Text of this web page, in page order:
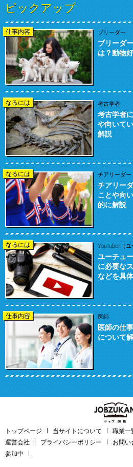
ピックアップ
仕事内容 ブリーダー
ブリーダ
は？動物
なるには 考古学者
考古学者
や向いて
解説
なるには チアリーダー
チアリー
ことや向
的に解説
なるには YouTuber（ユ
ユーチュ
に必要な
などを具
仕事内容 医師
医師の仕
について
トップページ 当サイトについて 職業一
運営会社
プライバシーポリシー お問い
参加中